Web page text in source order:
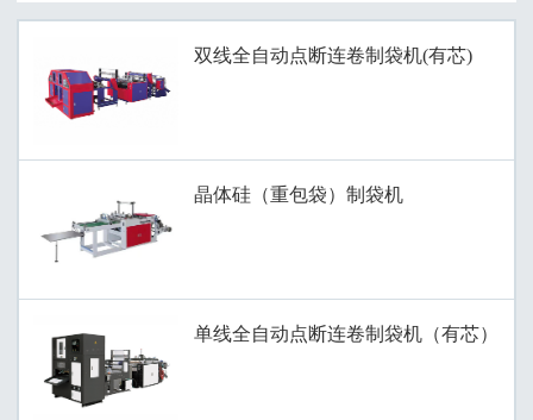
双线全自动点断连卷制袋机(有芯)
晶体硅（重包袋）制袋机
单线全自动点断连卷制袋机（有芯）